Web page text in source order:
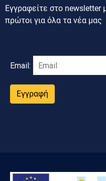
Εγγραφείτε στο newsletter
πρώτοι για όλα τα νέα μας
Email:
Εγγραφή